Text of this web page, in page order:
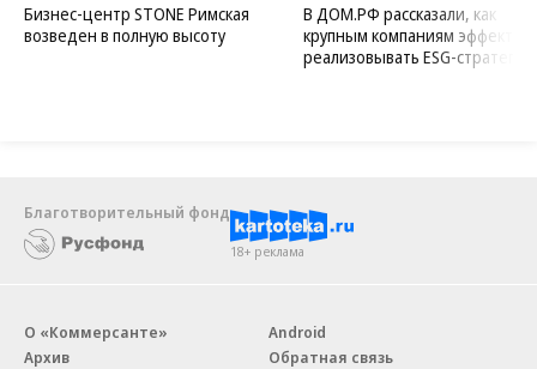
Бизнес-центр STONE Римская
возведен в полную высоту
В ДОМ.РФ рассказали, как
крупным компаниям
реализовывать ESG-стратегию
Благотворительный фонд
18+ реклама
О «Коммерсанте»
Архив
Android
Обратная связь